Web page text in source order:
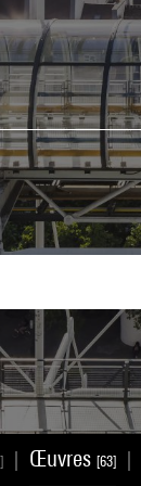
Œuvres [63]